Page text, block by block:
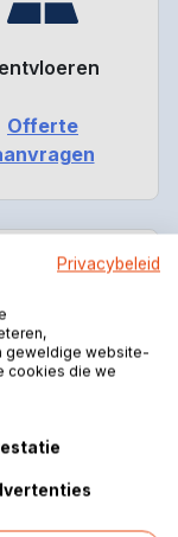
Offerte
Privacybeleid
geweldige website-
cookies die we